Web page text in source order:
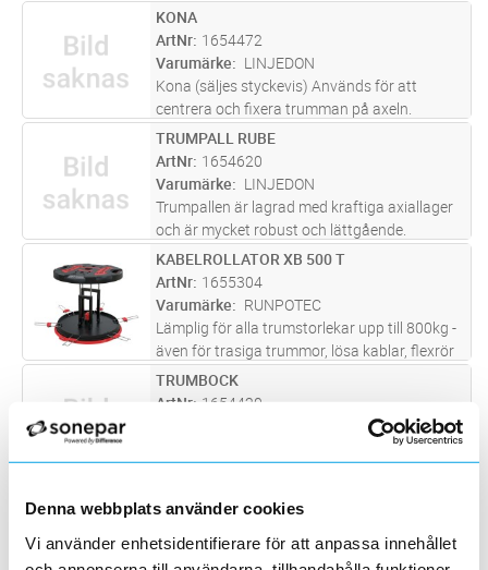
Denna webbplats använder cookies
Vi använder enhetsidentifierare för att anpassa innehållet
ST
KONA
ArtNr 1654472
Varumärke
LINJEDON
Kona (säljes styckevis) Används för att
centrera och fixera trumman på axeln.
ST Lägg i kundvagn
TRUMPALL RUBE
ArtNr 1654620
Varumärke
LINJEDON
Trumpallen är lagrad med kraftiga axiallager
och är mycket robust och lättgående.
Användes med fördel på lager eller
arbetsplats där kabel eller lina skall avrullas. I
lagerutrymmen kan flera tgrummo
ST Lägg i kundvagn
KABELROLLATOR XB 500 T
ArtNr 1655304
Varumärke
RUNPOTEC
Lämplig för alla trumstorlekar upp till 800kg -
även för trasiga trummor, lösa kablar, flexrör
eller 2 kabelringar samtidigt, teleskopisk
förlängning av benen upp till 415 mm .
...läs mer
ST Lägg i kundvagn
TRUMBOCK
ArtNr 1654420
Levereras parvis Två kabelbockar med unik
hydrauliska domkrafter. Axel och övriga
tillbehör beställes separat. 1...läs mer
ST Lägg i kundvagn
AXEL
Varumärke LINJEDON